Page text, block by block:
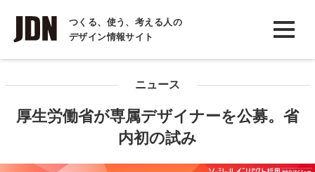
つくる、使う、考える人の
デザイン情報サイト
INTERVIEW
インタビュー
ニュース
厚生労働省が専属デザイナーを公募。省
内初の試み